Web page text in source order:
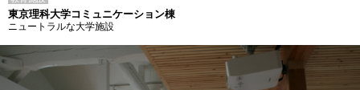
東京理科大学コミュニケーション棟
ニュートラルな大学施設